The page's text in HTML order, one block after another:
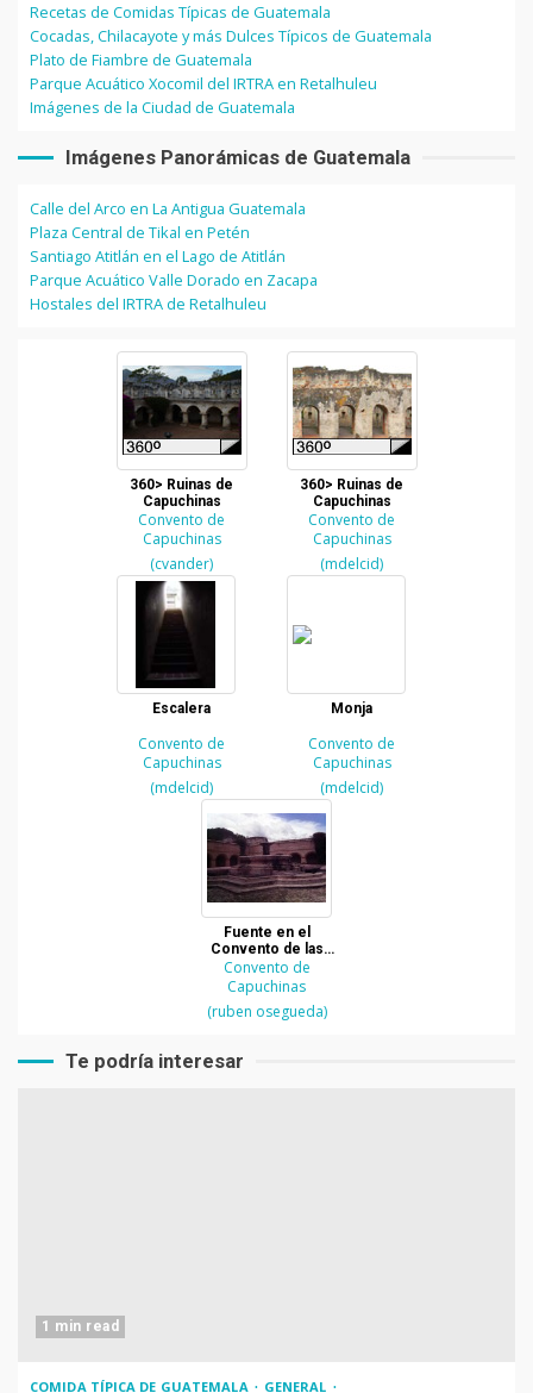
Recetas de Comidas Típicas de Guatemala
Cocadas, Chilacayote y más Dulces Típicos de Guatemala
Plato de Fiambre de Guatemala
Parque Acuático Xocomil del IRTRA en Retalhuleu
Imágenes de la Ciudad de Guatemala
Imágenes Panorámicas de Guatemala
Calle del Arco en La Antigua Guatemala
Plaza Central de Tikal en Petén
Santiago Atitlán en el Lago de Atitlán
Parque Acuático Valle Dorado en Zacapa
Hostales del IRTRA de Retalhuleu
360> Ruinas de
Capuchinas
Convento de
Capuchinas
(cvander)
360> Ruinas de
Capuchinas
Convento de
Capuchinas
(mdelcid)
Escalera
Convento de
Capuchinas
(mdelcid)
Monja
Convento de
Capuchinas
(mdelcid)
Fuente en el
Convento de las
Capuchinas en La
Antigua Guatemala
Convento de
Capuchinas
(ruben osegueda)
Te podría interesar
1 min read
COMIDA TÍPICA DE GUATEMALA GENERAL